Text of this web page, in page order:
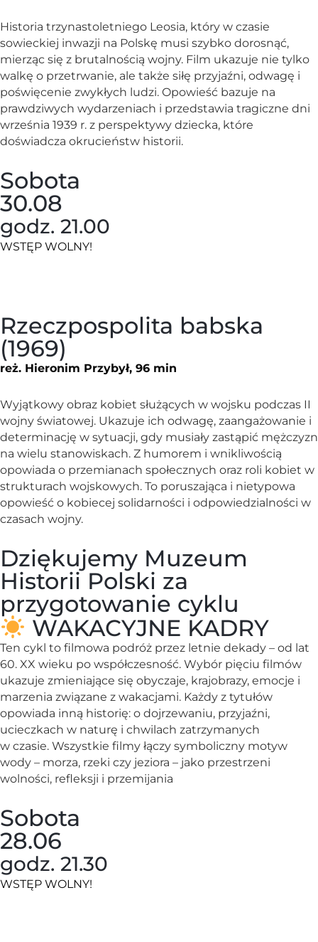
Historia trzynastoletniego Leosia, który w czasie
sowieckiej inwazji na Polskę musi szybko dorosnąć,
mierząc się z brutalnością wojny. Film ukazuje nie tylko
walkę o przetrwanie, ale także siłę przyjaźni, odwagę i
poświęcenie zwykłych ludzi. Opowieść bazuje na
prawdziwych wydarzeniach i przedstawia tragiczne dni
września 1939 r. z perspektywy dziecka, które
doświadcza okrucieństw historii.
Sobota
30.08
godz. 21.00
WSTĘP WOLNY!
Rzeczpospolita babska
(1969)
reż. Hieronim Przybył, 96 min
Wyjątkowy obraz kobiet służących w wojsku podczas II
wojny światowej. Ukazuje ich odwagę, zaangażowanie i
determinację w sytuacji, gdy musiały zastąpić mężczyzn
na wielu stanowiskach. Z humorem i wnikliwością
opowiada o przemianach społecznych oraz roli kobiet w
strukturach wojskowych. To poruszająca i nietypowa
opowieść o kobiecej solidarności i odpowiedzialności w
czasach wojny.
Dziękujemy Muzeum
Historii Polski za
przygotowanie cyklu
WAKACYJNE KADRY
Ten cykl to filmowa podróż przez letnie dekady – od lat
60. XX wieku po współczesność. Wybór pięciu filmów
ukazuje zmieniające się obyczaje, krajobrazy, emocje i
marzenia związane z wakacjami. Każdy z tytułów
opowiada inną historię: o dojrzewaniu, przyjaźni,
ucieczkach w naturę i chwilach zatrzymanych
w czasie. Wszystkie filmy łączy symboliczny motyw
wody – morza, rzeki czy jeziora – jako przestrzeni
wolności, refleksji i przemijania
Sobota
28.06
godz. 21.30
WSTĘP WOLNY!